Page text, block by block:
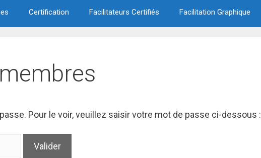
Certification Facilitateurs Certifiés Facilitation Graphique
Pour le voir, veuillez saisir votre mot de passe ci-dessous :